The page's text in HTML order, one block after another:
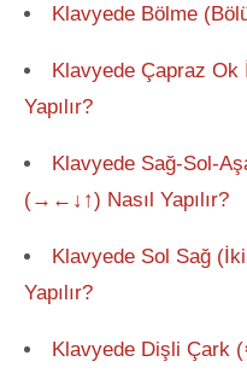
Klavyede Bölme
Klavyede Çapraz
Yapılır?
Klavyede Sağ-Sol-
(→←↓↑) Nasıl Yapılır?
Klavyede Sol Sağ
Yapılır?
Klavyede Dişli Çark